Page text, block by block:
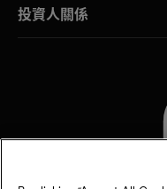
投資人關係